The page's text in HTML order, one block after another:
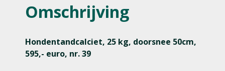
Omschrijving
Hondentandcalciet, 25 kg, doorsnee 50cm,
595,- euro, nr. 39